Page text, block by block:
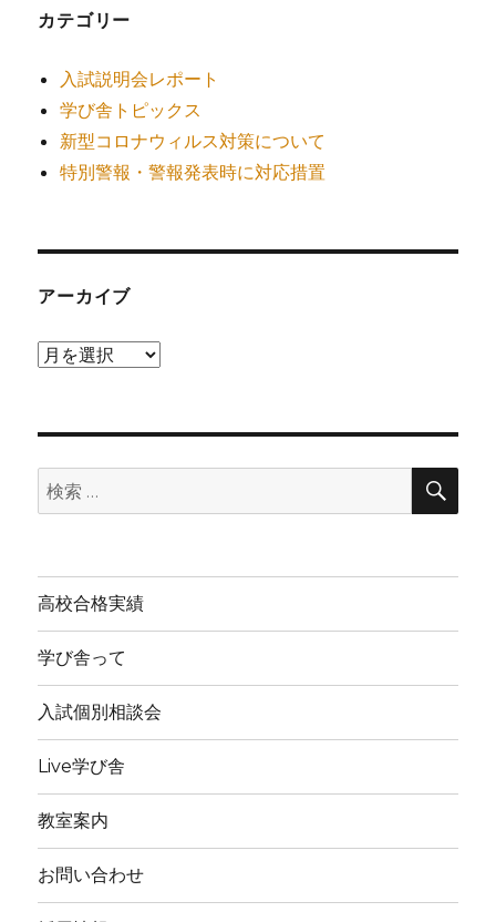
カテゴリー
入試説明会レポート
学び舎トピックス
新型コロナウィルス対策について
特別警報・警報発表時に対応措置
アーカイブ
ア
検
索:
検
高校合格実績
学び舎って
入試個別相談会
Live学び舎
教室案内
お問い合わせ